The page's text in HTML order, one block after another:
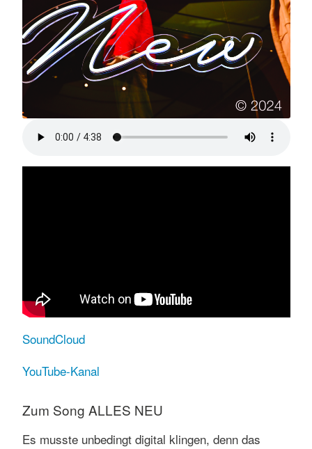
SoundCloud
YouTube-Kanal
Zum Song ALLES NEU
Es musste unbedingt digital klingen, denn das